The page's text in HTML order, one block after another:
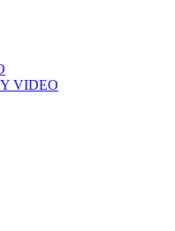
VIDEO